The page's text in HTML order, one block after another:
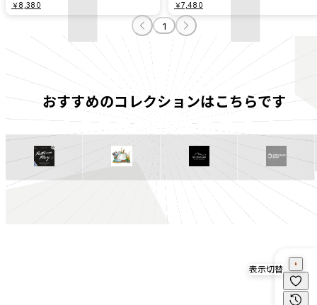
Right Here, Right Now, RHINO LIVE.
￥8,380 ￥7,480
1
おすすめのコレクションはこちらです
表示切替